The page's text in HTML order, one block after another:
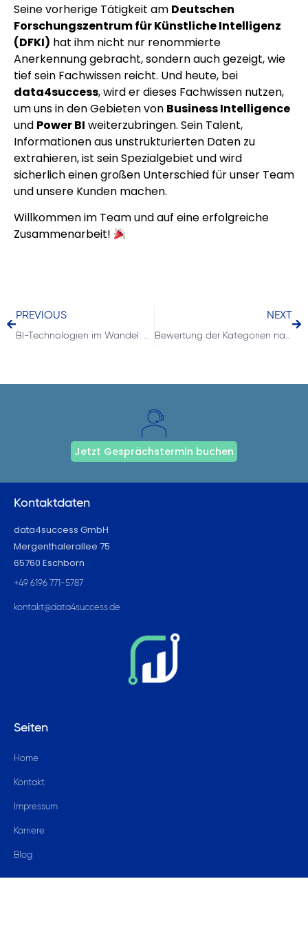
Seine vorherige Tätigkeit am Deutschen
Forschungszentrum für Künstliche Intelligenz
(DFKI) hat ihm nicht nur renommierte
Anerkennung gebracht, sondern auch gezeigt, wie
tief sein Fachwissen reicht. Und heute, bei
data4success, wird er dieses Fachwissen nutzen,
um uns in den Gebieten von Business Intelligence
und Power BI weiterzubringen. Sein Talent,
Informationen aus unstrukturierten Daten zu
extrahieren, ist sein Spezialgebiet und wird
sicherlich einen großen Unterschied für unser Team
und unsere Kunden machen.
Willkommen im Team und auf eine erfolgreiche
Zusammenarbeit!
PREVIOUS
BI-Technologien im Wandel: Heute vs morgen
NEXT
Bewertung der Kategorien nach Maß mit der DAX-Funktion RANKX
Jetzt Gesprächstermin buchen
Kontaktdaten
data4success GmbH
Mergenthalerallee 75
65760 Eschborn
+49 6196 771-5787
kontakt@data4success.de
Seiten
Home
Kontakt
Impressum
Karriere
Blog